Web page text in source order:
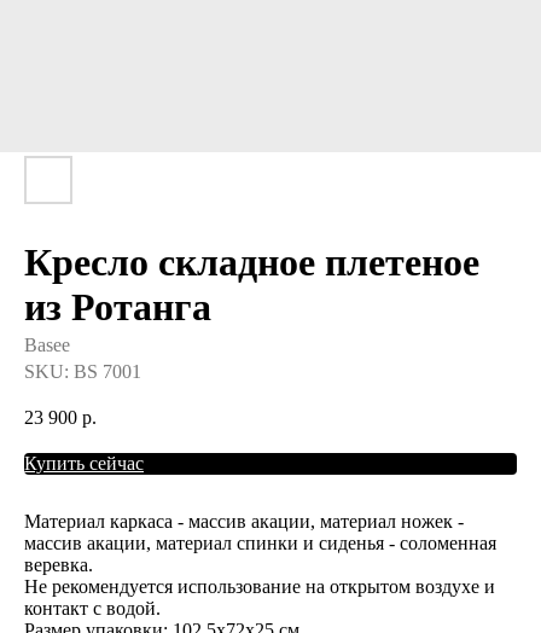
Кресло складное плетеное
из Ротанга
Basee
SKU: BS 7001
23 900 р.
Купить сейчас
Материал каркаса - массив акации, материал ножек -
массив акации, материал спинки и сиденья - соломенная
веревка.
Не рекомендуется использование на открытом воздухе и
контакт с водой.